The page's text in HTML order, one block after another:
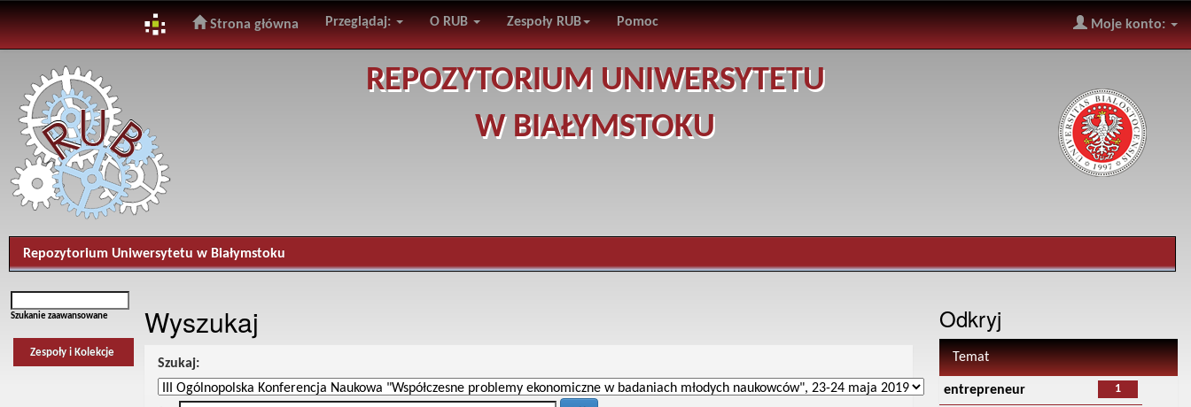
navigation
Strona główna Przeglądaj: O RUB Zespoły RUB Pomoc Moje konto:
REPOZYTORIUM UNIWERSYTETU
W BIAŁYMSTOKU
Repozytorium Uniwersytetu w Białymstoku
Szukanie zaawansowane
Zespoły i Kolekcje
Wyszukaj
Szukaj:
Odkryj
Temat
1
entrepreneur